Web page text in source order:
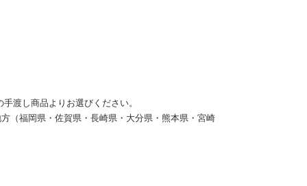
渡し商品よりお選びください。
（福岡県・佐賀県・長崎県・大分県・熊本県・宮崎